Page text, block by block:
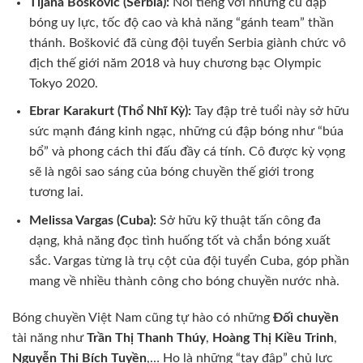
bóng uy lực, tốc độ cao và khả năng “gánh team” thần
thánh. Bošković đã cùng đội tuyển Serbia giành chức vô
địch thế giới năm 2018 và huy chương bạc Olympic
Tokyo 2020.
Ebrar Karakurt (Thổ Nhĩ Kỳ):Tay đập trẻ tuổi này sở hữu
sức mạnh đáng kinh ngạc, những cú đập bóng như “búa
bổ” và phong cách thi đấu đầy cá tính. Cô được kỳ vọng
sẽ là ngôi sao sáng của bóng chuyền thế giới trong
tương lai.
Melissa Vargas (Cuba):Sở hữu kỹ thuật tấn công đa
dạng, khả năng đọc tình huống tốt và chắn bóng xuất
sắc. Vargas từng là trụ cột của đội tuyển Cuba, góp phần
mang về nhiều thành công cho bóng chuyền nước nhà.
Bóng chuyền Việt Nam cũng tự hào có những Đối chuyền
tài năng nhưTrần Thị Thanh Thúy, Hoàng Thị Kiều Trinh,
Nguyễn Thị Bích Tuyền,… Họ là những “tay đập” chủ lực